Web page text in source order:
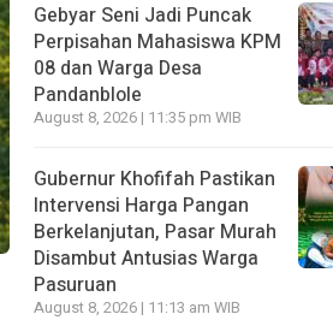
Gebyar Seni Jadi Puncak
Perpisahan Mahasiswa KPM
08 dan Warga Desa
Pandanblole
August 8, 2026 | 11:35 pm WIB
Gubernur Khofifah Pastikan
Intervensi Harga Pangan
Berkelanjutan, Pasar Murah
Disambut Antusias Warga
Pasuruan
August 8, 2026 | 11:13 am WIB